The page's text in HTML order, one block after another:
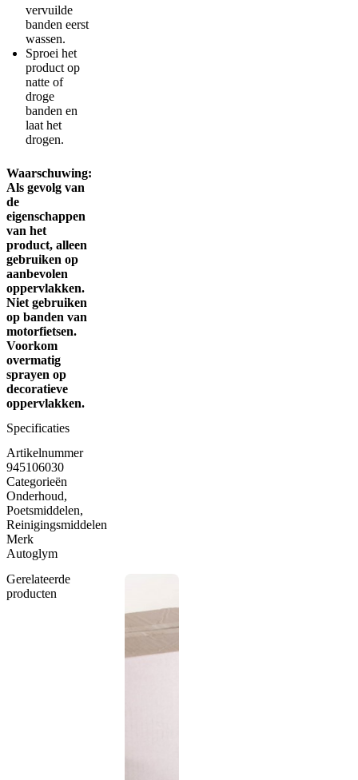
vervuilde
banden eerst
wassen.
Sproei het
product op
natte of
droge
banden en
laat het
drogen.
Waarschuwing:
Als gevolg van
de
eigenschappen
van het
product, alleen
gebruiken op
aanbevolen
oppervlakken.
Niet gebruiken
op banden van
motorfietsen.
Voorkom
overmatig
sprayen op
decoratieve
oppervlakken.
Specificaties
Artikelnummer
945106030
Categorieën
Onderhoud,
Poetsmiddelen,
Reinigingsmiddelen
Merk
Autoglym
Gerelateerde
producten